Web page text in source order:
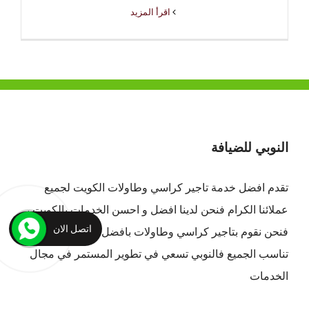
النوبي للضيافة
تقدم افضل خدمة تاجير كراسي وطاولات الكويت لجميع
عملائنا الكرام فنحن لدينا افضل و احسن الخدمات بالكويت ،
فنحن نقوم بتاجير كراسي وطاولات بافضل الاسعار التي
تناسب الجميع فالنوبي تسعي في تطوير المستمر في مجال
الخدمات
اتصل الان